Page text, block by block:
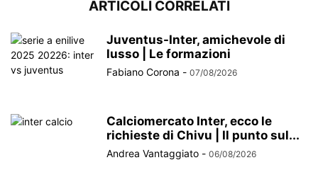
ARTICOLI CORRELATI
Juventus-Inter, amichevole di
lusso | Le formazioni
Fabiano Corona - 07/08/2026
Calciomercato Inter, ecco le
richieste di Chivu | Il punto sul...
Andrea Vantaggiato - 06/08/2026